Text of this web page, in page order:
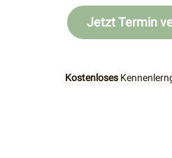
Jetzt Termin
Kostenloses